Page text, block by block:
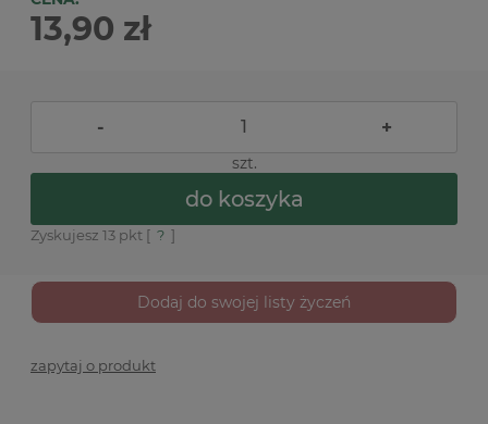
13,90 zł
- +
szt.
do koszyka
Zyskujesz 13 pkt [ ? ]
Dodaj do swojej listy życzeń
zapytaj o produkt